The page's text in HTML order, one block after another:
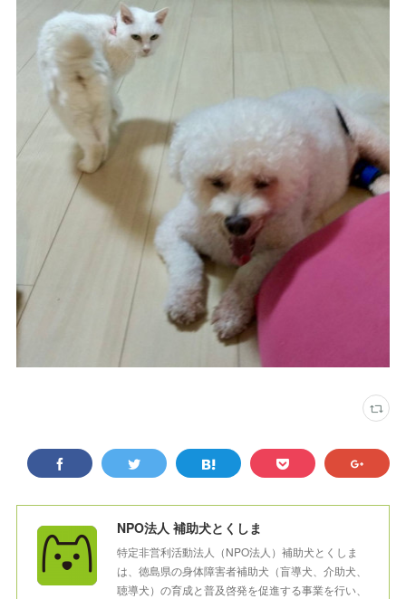
NPO法人 補助犬とくしま
特定非営利活動法人（NPO法人）補助犬とくしま
は、徳島県の身体障害者補助犬（盲導犬、介助犬、
聴導犬）の育成と普及啓発を促進する事業を行い、